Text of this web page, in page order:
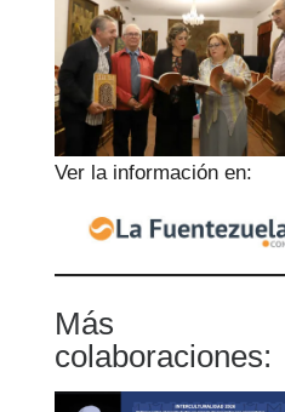
Ver la información en:
Más
colaboraciones: